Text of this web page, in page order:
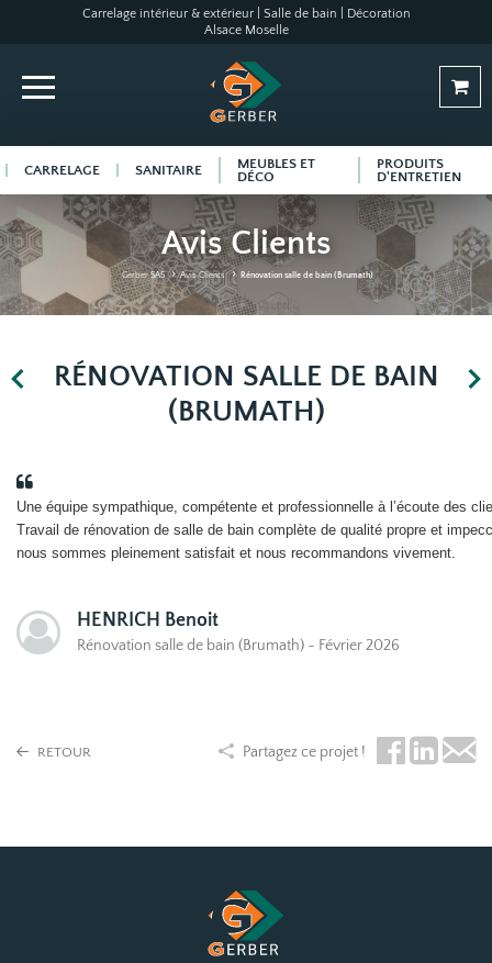
Carrelage intérieur & extérieur | Salle de bain | Décoration
Alsace Moselle
CARRELAGE SANITAIRE
MEUBLES ET
DÉCO
PRODUITS
D'ENTRETIEN
Avis Clients
Gerber SAS Avis Clients Rénovation salle de bain (Brumath)
RÉNOVATION SALLE DE BAIN
(BRUMATH)
Une équipe sympathique, compétente et professionnelle à l’écoute des
Travail de rénovation de salle de bain complète de qualité propre et
nous sommes pleinement satisfait et nous recommandons vivement.
HENRICH Benoit
Rénovation salle de bain (Brumath) - Février 2026
RETOUR Partagez ce projet !